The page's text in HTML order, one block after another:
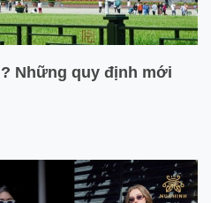
Những quy định mới